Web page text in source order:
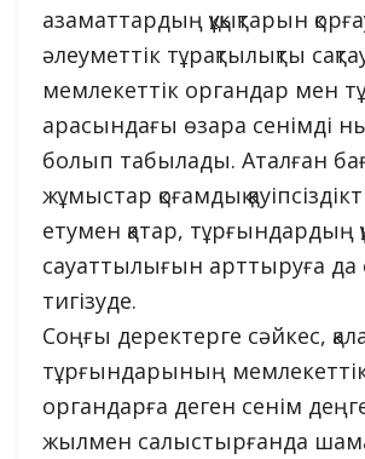
азаматтардың құқықтарын
әлеуметтік тұрақтылықты
мемлекеттік органдар мен
арасындағы өзара сенімді
болып табылады. Аталған
жұмыстар қоғамдық
етумен қатар, тұрғындардың
сауаттылығын арттыруға да
тигізуде.
Соңғы деректерге сәйкес,
тұрғындарының
органдарға деген сенім
жылмен салыстырғанда